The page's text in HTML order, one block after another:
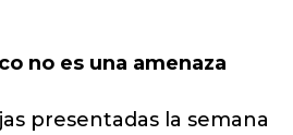
no es una amenaza
presentadas la semana